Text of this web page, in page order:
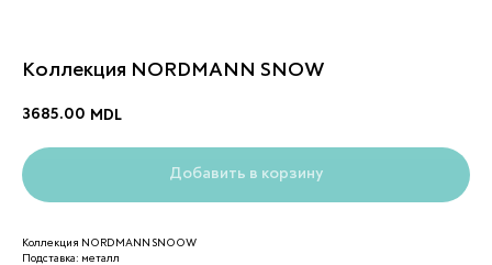
Коллекция NORDMANN SNOW
3685.00 MDL
Добавить в корзину
Коллекция NORDMANN SNOOW
Подставка: металл